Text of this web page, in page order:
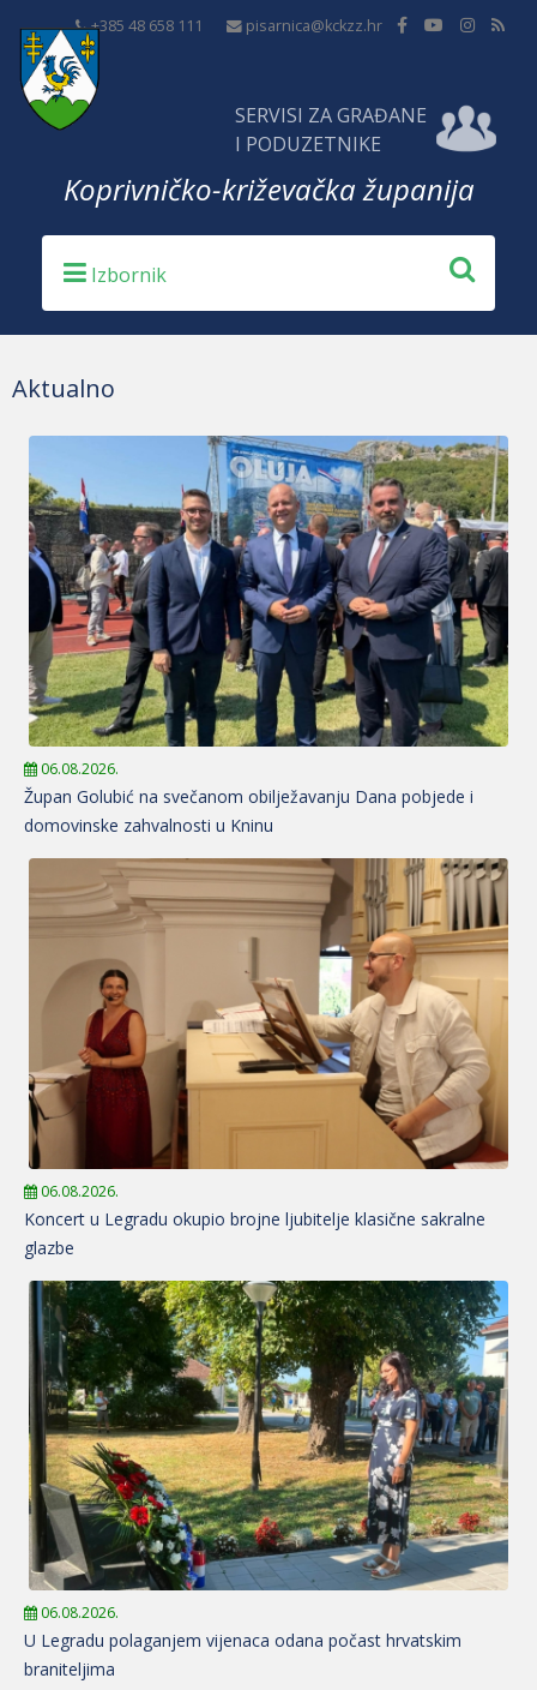
+385 48 658 111 pisarnica@kckzz.hr
SERVISI ZA GRAĐANE
I PODUZETNIKE
Koprivničko-križevačka županija
Aktualno
06.08.2026.
Župan Golubić na svečanom obilježavanju Dana pobjede i
domovinske zahvalnosti u Kninu
06.08.2026.
Koncert u Legradu okupio brojne ljubitelje klasične sakralne
glazbe
06.08.2026.
U Legradu polaganjem vijenaca odana počast hrvatskim
braniteljima